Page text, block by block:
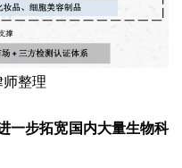
整理
一步拓宽国内大量生物科